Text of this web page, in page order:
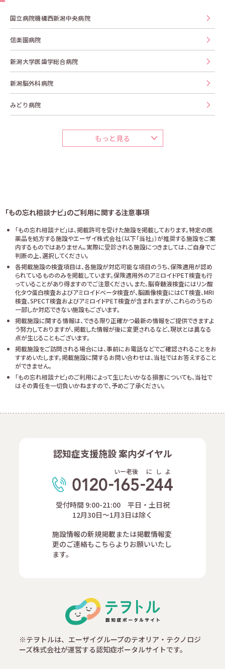
国立病院機構西新潟中央病院
信楽園病院
新潟大学医歯学総合病院
新潟脳外科病院
みどり病院
もっと見る
「もの忘れ相談ナビ」のご利用に関する注意事項
「もの忘れ相談ナビ」は、掲載許可を受けた施設を掲載しております。特定の医
薬品を処方する施設やエーザイ株式会社（以下「当社」）が推奨する施設をご案
内するものではありません。実際に受診される施設につきましては、ご自身でご
判断の上、選択してください。
各掲載施設の検査項目は、各施設が対応可能な項目のうち、保険適用が認め
られているもののみを掲載しています。保険適用外のアミロイドPET検査も行
っていることがあり得ますのでご注意ください。また、脳脊髄液検査にはリン酸
化タウ蛋白検査およびアミロイドベータ検査が、脳画像検査にはCT検査、MRI
検査、SPECT検査およびアミロイドPET検査が含まれますが、これらのうちの
一部しか対応できない施設もございます。
掲載施設に関する情報は、できる限り正確かつ最新の情報をご提供できますよ
う努力しておりますが、掲載した情報が後に変更されるなど、現状とは異なる
点が生じることもございます。
掲載施設をご訪問される場合には、事前にお電話などでご確認されることをお
すすめいたします。掲載施設に関するお問い合わせは、当社ではお答えすること
ができません。
「もの忘れ相談ナビ」のご利用によって生じたいかなる損害についても、当社で
はその責任を一切負いかねますので、予めご了承ください。
認知症支援施設 案内ダイヤル
いー老後 に し よ
受付時間 9:00-21:00 平日・土日祝
12月30日～1月3日は除く
施設情報の新規掲載または掲載情報変
更のご連絡もこちらよりお願いいたし
ます。
※テヲトルは、エーザイグループのテオリア・テクノロジ
ーズ株式会社が運営する認知症ポータルサイトです。